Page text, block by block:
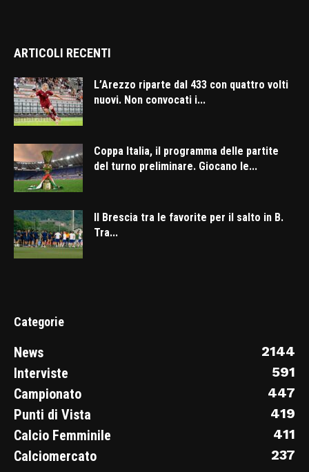
ARTICOLI RECENTI
L’Arezzo riparte dal 433 con quattro volti
nuovi. Non convocati i...
Coppa Italia, il programma delle partite
del turno preliminare. Giocano le...
Il Brescia tra le favorite per il salto in B.
Tra...
Categorie
News
2144
Interviste
591
Campionato
447
Punti di Vista
419
Calcio Femminile
411
Calciomercato
237